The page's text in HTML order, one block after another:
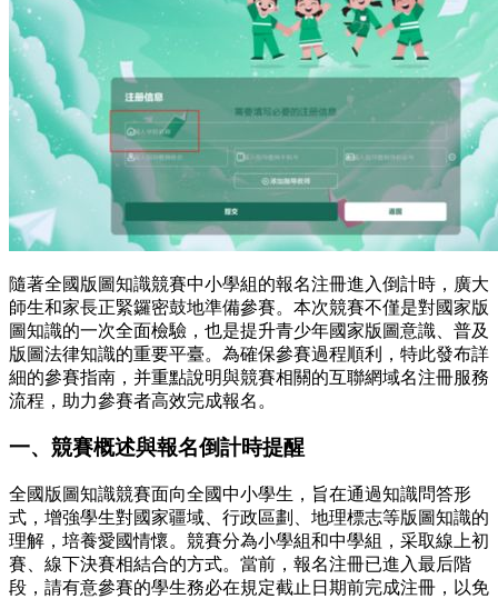
隨著全國版圖知識競賽中小學組的報名注冊進入倒計時，廣大
師生和家長正緊鑼密鼓地準備參賽。本次競賽不僅是對國家版
圖知識的一次全面檢驗，也是提升青少年國家版圖意識、普及
版圖法律知識的重要平臺。為確保參賽過程順利，特此發布詳
細的參賽指南，并重點說明與競賽相關的互聯網域名注冊服務
流程，助力參賽者高效完成報名。
一、競賽概述與報名倒計時提醒
全國版圖知識競賽面向全國中小學生，旨在通過知識問答形
式，增強學生對國家疆域、行政區劃、地理標志等版圖知識的
理解，培養愛國情懷。競賽分為小學組和中學組，采取線上初
賽、線下決賽相結合的方式。當前，報名注冊已進入最后階
段，請有意參賽的學生務必在規定截止日期前完成注冊，以免